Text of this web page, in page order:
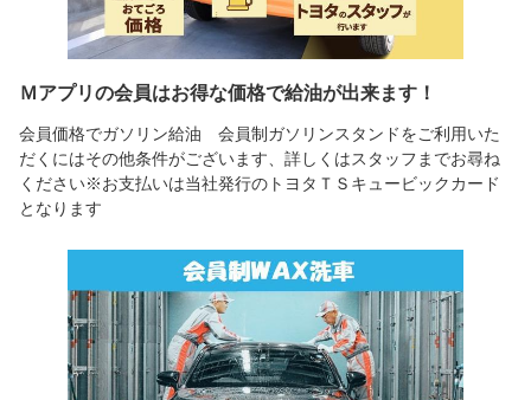
Ｍアプリの会員はお得な価格で給油が出来ます！
会員価格でガソリン給油 会員制ガソリンスタンドをご利用いた
だくにはその他条件がございます、詳しくはスタッフまでお尋ね
ください※お支払いは当社発行のトヨタＴＳキュービックカード
となります